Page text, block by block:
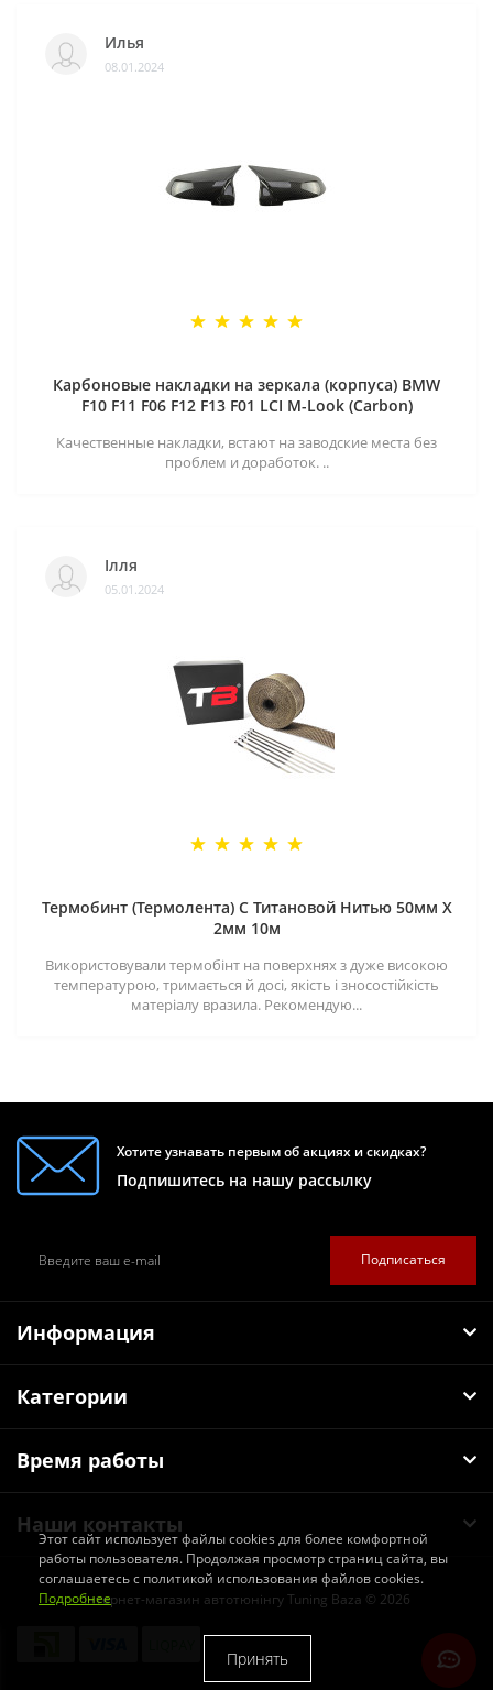
Илья
08.01.2024
Карбоновые накладки на зеркала (корпуса) BMW
F10 F11 F06 F12 F13 F01 LCI M-Look (Carbon)
Качественные накладки, встают на заводские места без
проблем и доработок. ..
Ілля
05.01.2024
Термобинт (Термолента) С Титановой Нитью 50мм X
2мм 10м
Використовували термобінт на поверхнях з дуже високою
температурою, тримається й досі, якість і зносостійкість
матеріалу вразила. Рекомендую...
Хотите узнавать первым об акциях и скидках?
Подпишитесь на нашу рассылку
Подписаться
Информация
Категории
Время работы
Наши контакты
Інтернет-магазин автотюнінгу Tuning Baza © 2026
Этот сайт использует файлы cookies для более комфортной
работы пользователя. Продолжая просмотр страниц сайта, вы
соглашаетесь с политикой использования файлов cookies.
Подробнее
Принять